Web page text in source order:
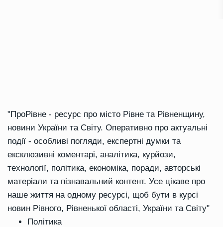
"ПроРівне - ресурс про місто Рівне та Рівненщину,
новини України та Світу. Оперативно про актуальні
події - особливі погляди, експертні думки та
ексклюзивні коментарі, аналітика, курйози,
технології, політика, економіка, поради, авторські
матеріали та пізнавальний контент. Усе цікаве про
наше життя на одному ресурсі, щоб бути в курсі
новин Рівного, Рівненької області, України та Світу"
Політика